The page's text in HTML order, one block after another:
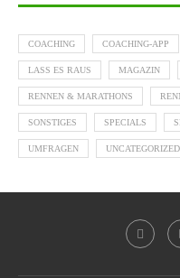
COACHING COACHING-APP
LASS ES RAUS MAGAZIN
RENNEN & MARATHONS
SONSTIGES SPECIALS
UMFRAGEN UNCATEGORIZED